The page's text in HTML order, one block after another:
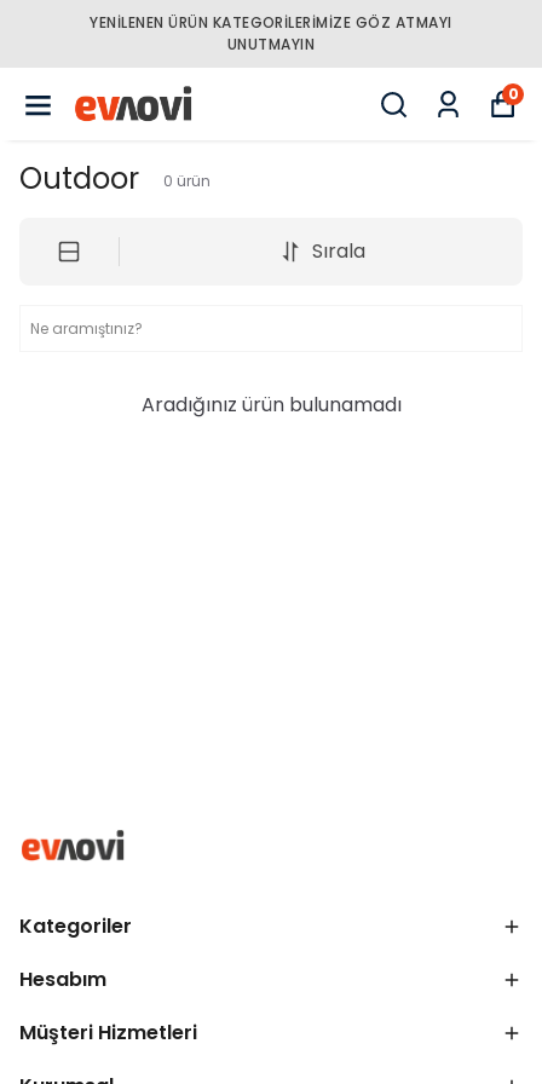
YENILENEN ÜRÜN KATEGORILERIMIZE GÖZ ATMAYI
UNUTMAYIN
0
Outdoor 0 ürün
Sırala
Aradığınız ürün bulunamadı
Kategoriler
Hesabım
Müşteri Hizmetleri